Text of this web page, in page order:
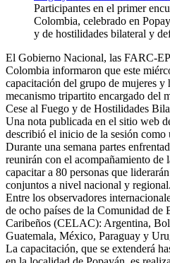
Participantes en el primer
Colombia, celebrado en
y de hostilidades bilateral y
El Gobierno Nacional, las FARC-
Colombia informaron que este
capacitación del grupo de mujeres y
mecanismo tripartito encargado del
Cese al Fuego y de Hostilidades
Una nota publicada en el sitio web
describió el inicio de la sesión como
Durante una semana partes
reunirán con el acompañamiento
capacitar a 80 personas que
conjuntos a nivel nacional y regional.
Entre los observadores
de ocho países de la Comunidad de
Caribeños (CELAC): Argentina,
Guatemala, México, Paraguay y
La capacitación, que se extenderá